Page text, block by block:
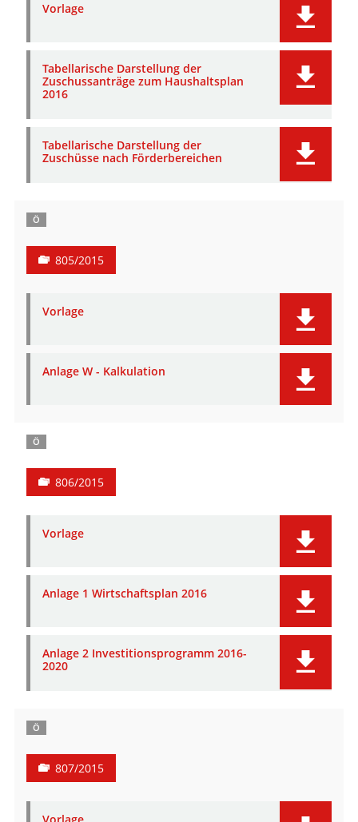
Vorlage
Tabellarische Darstellung der
Zuschussanträge zum Haushaltsplan
2016
Tabellarische Darstellung der
Zuschüsse nach Förderbereichen
Ö
805/2015
Vorlage
Anlage W - Kalkulation
Ö
806/2015
Vorlage
Anlage 1 Wirtschaftsplan 2016
Anlage 2 Investitionsprogramm 2016-
2020
Ö
807/2015